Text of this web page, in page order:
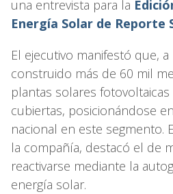
una entrevista para la
Energía Solar de Reporte
El ejecutivo manifestó que,
construido más de 60 mil
plantas solares
cubiertas, posicionándose
nacional en este segmento.
la compañía, destacó el de
reactivarse mediante la
energía solar.